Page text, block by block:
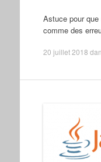
Astuce pour
comme des
20 juillet 2018